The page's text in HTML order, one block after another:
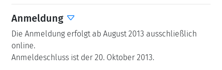
Anmeldung
Die Anmeldung erfolgt ab August 2013 ausschließlich
online.
Anmeldeschluss ist der 20. Oktober 2013.